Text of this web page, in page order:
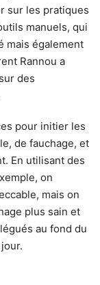
sur les pratiques
manuels, qui
mais également
Rannou a
des
pour initier les
de fauchage, et
En utilisant des
on
mais on
plus sain et
au fond du